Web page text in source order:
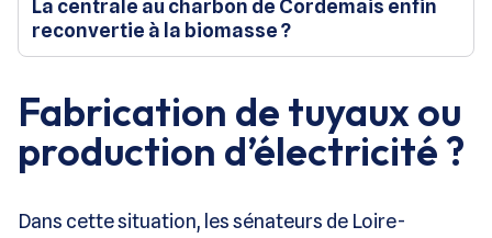
La centrale au charbon de Cordemais enfin
reconvertie à la biomasse ?
Fabrication de tuyaux ou
production d’électricité ?
Dans cette situation, les sénateurs de Loire-